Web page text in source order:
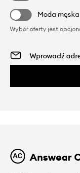
Moda męska
Wybór oferty jest
Answear